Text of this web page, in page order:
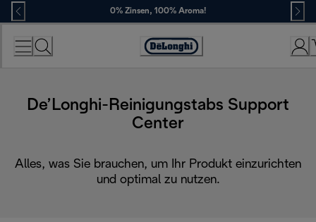
Skip
to
Content
0% Zinsen, 100% Aroma!
Erklärung
De’Longhi-Reinigungstabs Support
Center
Alles, was Sie brauchen, um Ihr Produkt einzurichten
und optimal zu nutzen.